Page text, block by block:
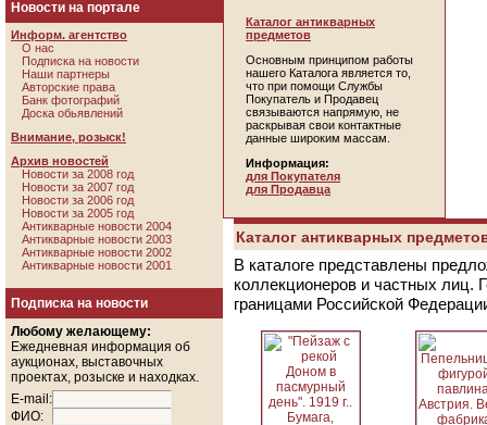
Новости на портале
Информ. агентство
О нас
Подписка на новости
Наши партнеры
Авторские права
Банк фотографий
Доска обьявлений
Внимание, розыск!
Архив новостей
Новости за 2008 год
Новости за 2007 год
Новости за 2006 год
Новости за 2005 год
Антикварные новости 2004
Антикварные новости 2003
Антикварные новости 2002
Антикварные новости 2001
Подписка на новости
Любому желающему:
Ежедневная информация об
аукционах, выставочных
проектах, розыске и находках.
E-mail:
ФИО:
Каталог антикварных
предметов
Основным принципом работы
нашего Каталога является то,
что при помощи Службы
Покупатель и Продавец
связываются напрямую, не
раскрывая свои контактные
данные широким массам.
Информация:
для Покупателя
для Продавца
Каталог антикварных
В каталоге представлены
коллекционеров и частных лиц.
границами Российской